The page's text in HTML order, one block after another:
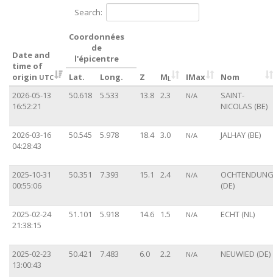
Search:
Date and
time of
origin UTC
Coordonnées
de
l'épicentre
Z
M L IMax Nom
Lat.
Long.
2026-05-13
16:52:21
50.618 5.533 13.8 2.3 N/A
SAINT-
NICOLAS (BE)
2026-03-16
04:28:43
50.545 5.978 18.4 3.0 N/A JALHAY (BE)
2025-10-31
00:55:06
50.351 7.393 15.1 2.4 N/A
OCHTENDUNG
(DE)
2025-02-24
21:38:15
51.101 5.918 14.6 1.5 N/A ECHT (NL)
2025-02-23
13:00:43
50.421 7.483 6.0 2.2 N/A NEUWIED (DE)